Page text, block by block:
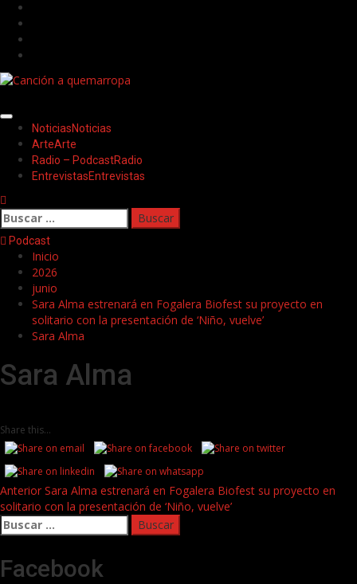
Saltar
contenido
Menú
principal
NoticiasNoticias
ArteArte
Radio – PodcastRadio
EntrevistasEntrevistas
Buscar:
Podcast
Inicio
2026
junio
Sara Alma estrenará en Fogalera Biofest su proyecto en
solitario con la presentación de ‘Niño, vuelve’
Sara Alma
Sara Alma
Share this...
Post
navigation
Anterior Sara Alma estrenará en Fogalera Biofest su proyecto en
solitario con la presentación de ‘Niño, vuelve’
Buscar:
Facebook